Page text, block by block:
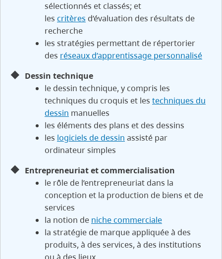
sélectionnés et classés; et
les critères d’évaluation des résultats de
recherche
les stratégies permettant de répertorier
des réseaux d’apprentissage personnalisé
Dessin technique
le dessin technique, y compris les
techniques du croquis et les techniques du
dessin manuelles
les éléments des plans et des dessins
les logiciels de dessin assisté par
ordinateur simples
Entrepreneuriat et commercialisation
le rôle de l’entrepreneuriat dans la
conception et la production de biens et de
services
la notion de niche commerciale
la stratégie de marque appliquée à des
produits, à des services, à des institutions